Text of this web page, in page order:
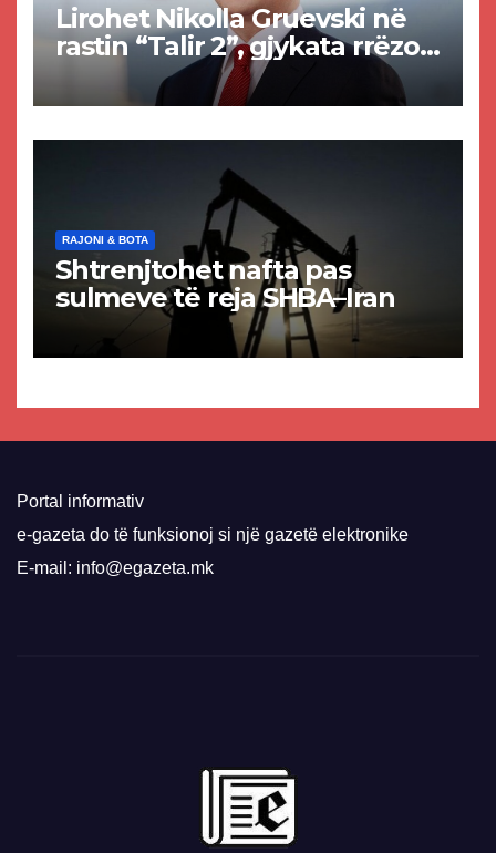
Lirohet Nikolla Gruevski në
rastin “Talir 2”, gjykata rrëzon
akuzat për ndërtimin e
paligjshëm të selisë së
RAJONI & BOTA
Shtrenjtohet nafta pas
sulmeve të reja SHBA–Iran
Portal informativ
e-gazeta do të funksionoj si një gazetë elektronike
E-mail: info@egazeta.mk